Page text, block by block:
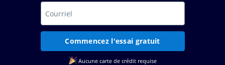
Commencez l'essai gratuit
Aucune carte de crédit requise